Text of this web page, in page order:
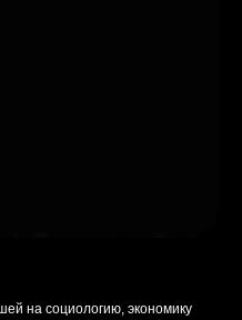
на социологию, экономику